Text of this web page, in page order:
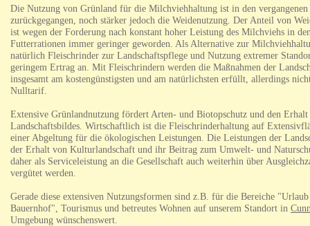
Die Nutzung von Grünland für die Milchviehhaltung ist in den vergangenen
zurückgegangen, noch stärker jedoch die Weidenutzung. Der Anteil von
ist wegen der Forderung nach konstant hoher Leistung des Milchviehs in
Futterrationen immer geringer geworden. Als Alternative zur
natürlich Fleischrinder zur Landschaftspflege und Nutzung extremer
geringem Ertrag an. Mit Fleischrindern werden die Maßnahmen der
insgesamt am kostengünstigsten und am natürlichsten erfüllt, allerdings
Nulltarif.
Extensive Grünlandnutzung fördert Arten- und Biotopschutz und den Erhalt
Landschaftsbildes. Wirtschaftlich ist die Fleischrinderhaltung auf
einer Abgeltung für die ökologischen Leistungen. Die Leistungen der
der Erhalt von Kulturlandschaft und ihr Beitrag zum Umwelt- und
daher als Serviceleistung an die Gesellschaft auch weiterhin über
vergütet werden.
Gerade diese extensiven Nutzungsformen sind z.B. für die Bereiche
Bauernhof", Tourismus und betreutes Wohnen auf unserem Standort in
Umgebung wünschenswert.